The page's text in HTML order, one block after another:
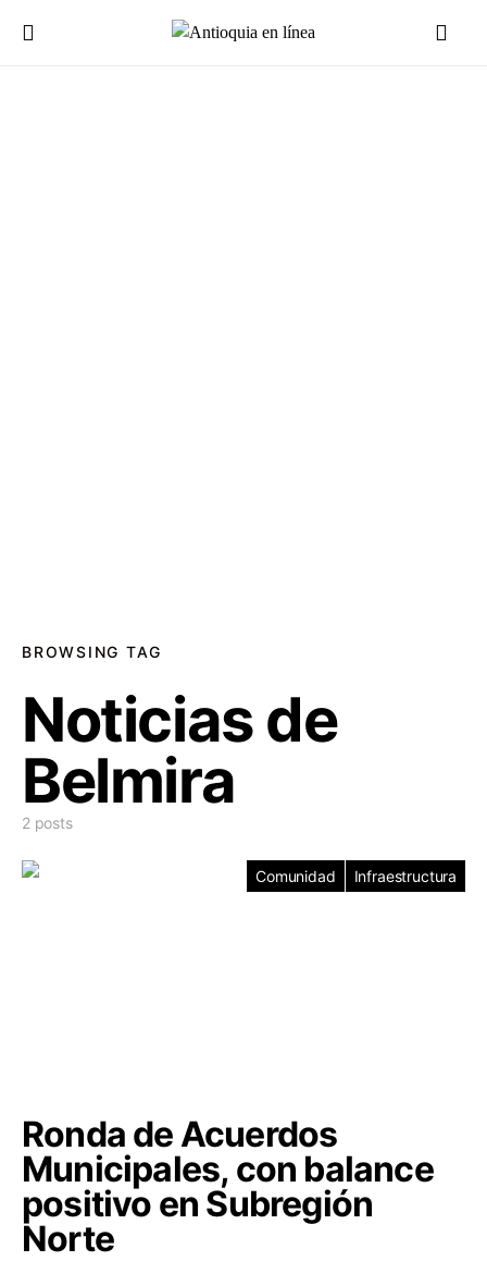
BROWSING TAG
Noticias de
Belmira
2 posts
Comunidad Infraestructura
Ronda de Acuerdos
Municipales, con balance
positivo en Subregión
Norte